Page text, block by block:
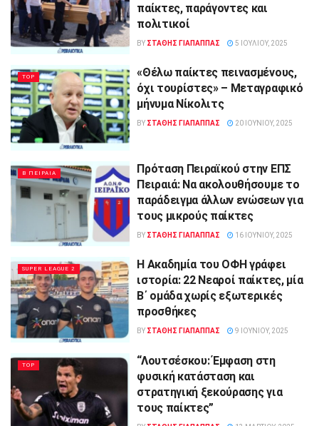
παίκτες, παράγοντες και
πολιτικοί
BY ΣΤΑΘΗΣ ΓΊΑΠΑΠΠΑΣ 5 ΙΟΥΛΊΟΥ, 2025
TOP
«Θέλω παίκτες πεινασμένους,
όχι τουρίστες» – Μεταγραφικό
μήνυμα Νίκολιτς
BY ΣΤΑΘΗΣ ΓΊΑΠΑΠΠΑΣ 20 ΙΟΥΝΊΟΥ, 2025
Β ΠΕΙΡΑΙΑ
Πρόταση Πειραϊκού στην ΕΠΣ
Πειραιά: Να ακολουθήσουμε το
παράδειγμα άλλων ενώσεων για
τους μικρούς παίκτες
BY ΣΤΑΘΗΣ ΓΊΑΠΑΠΠΑΣ 16 ΙΟΥΝΊΟΥ, 2025
SUPER LEAGUE 2
Η Ακαδημία του ΟΦΗ γράφει
ιστορία: 22 Νεαροί παίκτες, μία
Β΄ ομάδα χωρίς εξωτερικές
προσθήκες
BY ΣΤΑΘΗΣ ΓΊΑΠΑΠΠΑΣ 9 ΙΟΥΝΊΟΥ, 2025
TOP
“Λουτσέσκου: Έμφαση στη
φυσική κατάσταση και
στρατηγική ξεκούρασης για
τους παίκτες”